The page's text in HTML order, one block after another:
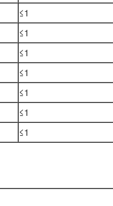
≤1
≤1
≤1
≤1
≤1
≤1
≤1